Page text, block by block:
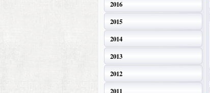
2016
2015
2014
2013
2012
2011